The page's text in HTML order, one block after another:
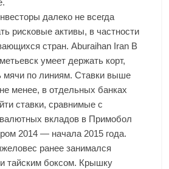
далеко не всегда
рисковые активы, в частности
стран. Aburaihan Iran В
умеет держать корт,
мячи по линиям. Ставки выше
менее, в отдельных банках
ставки, сравнимые с
вкладов в Примобол
2014 — начала 2015 года.
ранее занимался
и тайским боксом. Крышку